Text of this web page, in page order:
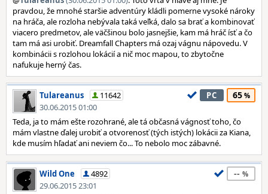
pravdou, že mnohé staršie adventúry kládli pomerne vysoké nároky
na hráča, ale rozloha nebývala taká veľká, dalo sa brať a kombinovať
viacero predmetov, ale väčšinou bolo jasnejšie, kam má hráč ísť a čo
tam má asi urobiť. Dreamfall Chapters má ozaj vágnu nápovedu. V
kombinácii s rozlohou lokácií a nič moc mapou, to zbytočne
nafukuje herný čas.
Tulareanus
11642
30.06.2015 01:00
PC 65
Teda, ja to mám ešte rozohrané, ale tá občasná vágnosť toho, čo
mám vlastne ďalej urobiť a otvorenosť (tých istých) lokácii za Kiana,
kde musím hľadať ani neviem čo... To nebolo moc zábavné.
Wild One
4892
29.06.2015 23:01
--